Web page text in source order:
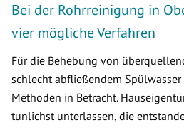
Bei der Rohrreinigung in
vier mögliche Verfahren
Für die Behebung von
schlecht abfließendem
Methoden in Betracht.
tunlichst unterlassen, die